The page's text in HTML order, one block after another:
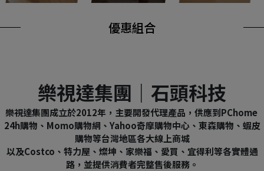
優惠組合
樂視達集團｜石頭科技
樂視達集團成立於2012年，主要開發代理產品，供應到PChome
24h購物、Momo購物網、Yahoo奇摩購物中心、東森購物、蝦皮
購物等台灣地區各大線上商城
以及Costco、特力屋、燦坤、家樂福、愛買、宜得利等各實體通
路，並提供消費者完整售後服務。